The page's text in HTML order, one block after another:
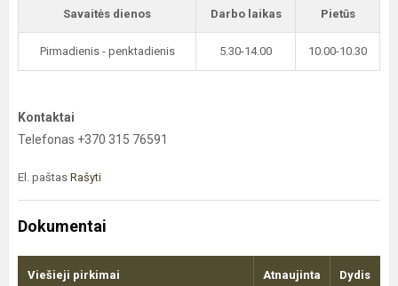
Savaitės dienos Darbo laikas Pietūs
Pirmadienis - penktadienis 5.30-14.00 10.00-10.30
Kontaktai
Telefonas +370 315 76591
El. paštas Rašyti
Dokumentai
Viešieji pirkimai Atnaujinta Dydis